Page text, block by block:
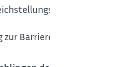
(L-BGG)
zur Barrierefreiheit gilt für